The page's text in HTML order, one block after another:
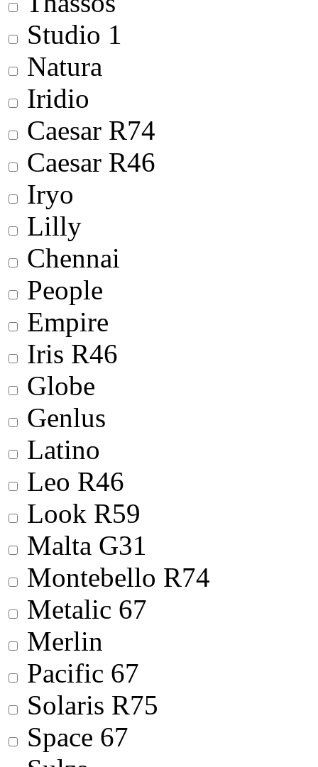
Studio 1
Natura
Iridio
Сaesar R74
Сaesar R46
Iryo
Lilly
Chennai
People
Empire
Iris R46
Globe
Genlus
Latino
Leo R46
Look R59
Malta G31
Montebello R74
Metalic 67
Merlin
Pacific 67
Solaris R75
Space 67